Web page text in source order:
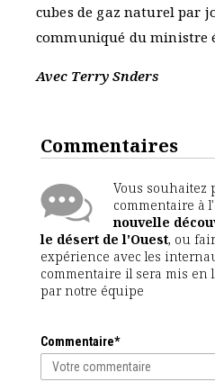
cubes de gaz naturel par
communiqué du ministre
Avec Terry Snders
Commentaires
Vous souhaitez
commentaire à
nouvelle
le désert de l'Ouest, ou
expérience avec les
commentaire il sera mis en
par notre équipe
Commentaire*